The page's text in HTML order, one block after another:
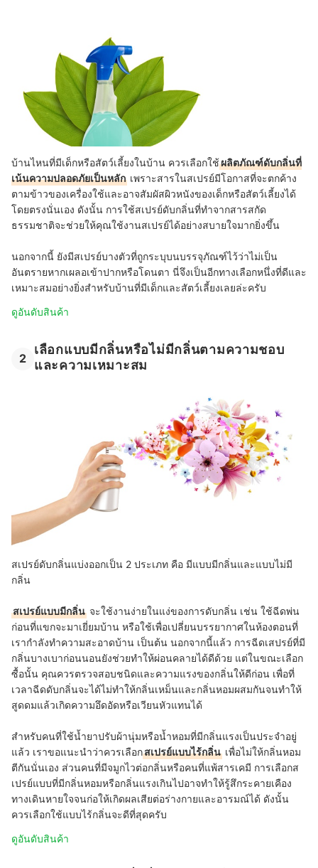
บ้านไหนที่มีเด็กหรือสัตว์เลี้ยงในบ้าน ควรเลือกใช้ผลิตภัณฑ์ดับกลิ่นที่
เน้นความปลอดภัยเป็นหลัก เพราะสารในสเปรย์มีโอกาสที่จะตกค้าง
ตามข้าวของเครื่องใช้และอาจสัมผัสผิวหนังของเด็กหรือสัตว์เลี้ยงได้
โดยตรงนั่นเอง ดังนั้น การใช้สเปรย์ดับกลิ่นที่ทำจากสารสกัด
ธรรมชาติจะช่วยให้คุณใช้งานสเปรย์ได้อย่างสบายใจมากยิ่งขึ้น
นอกจากนี้ ยังมีสเปรย์บางตัวที่ถูกระบุบนบรรจุภัณฑ์ไว้ว่าไม่เป็น
อันตรายหากเผลอเข้าปากหรือโดนตา นี่จึงเป็นอีกทางเลือกหนึ่งที่ดีและ
เหมาะสมอย่างยิ่งสำหรับบ้านที่มีเด็กและสัตว์เลี้ยงเลยล่ะครับ
ดูอันดับสินค้า
2
เลือกแบบมีกลิ่นหรือไม่มีกลิ่นตามความชอบ
และความเหมาะสม
สเปรย์ดับกลิ่นแบ่งออกเป็น 2 ประเภท คือ มีแบบมีกลิ่นและแบบไม่มี
กลิ่น
สเปรย์แบบมีกลิ่น จะใช้งานง่ายในแง่ของการดับกลิ่น เช่น ใช้ฉีดพ่น
ก่อนที่แขกจะมาเยี่ยมบ้าน หรือใช้เพื่อเปลี่ยนบรรยากาศในห้องตอนที่
เรากำลังทำความสะอาดบ้าน เป็นต้น นอกจากนี้แล้ว การฉีดเสปรย์ที่มี
กลิ่นบางเบาก่อนนอนยังช่วยทำให้ผ่อนคลายได้ดีด้วย แต่ในขณะเลือก
ซื้อนั้น คุณควรตรวจสอบชนิดและความแรงของกลิ่นให้ดีก่อน เพื่อที่
เวลาฉีดดับกลิ่นจะได้ไม่ทำให้กลิ่นเหม็นและกลิ่นหอมผสมกันจนทำให้
สูดดมแล้วเกิดความอึดอัดหรือเวียนหัวแทนได้
สำหรับคนที่ใช้น้ำยาปรับผ้านุ่มหรือน้ำหอมที่มีกลิ่นแรงเป็นประจำอยู่
แล้ว เราขอแนะนำว่าควรเลือกสเปรย์แบบไร้กลิ่น เพื่อไม่ให้กลิ่นหอม
ตีกันนั่นเอง ส่วนคนที่มีจมูกไวต่อกลิ่นหรือคนที่แพ้สารเคมี การเลือกส
เปรย์แบบที่มีกลิ่นหอมหรือกลิ่นแรงเกินไปอาจทำให้รู้สึกระคายเคือง
ทางเดินหายใจจนก่อให้เกิดผลเสียต่อร่างกายและอารมณ์ได้ ดังนั้น
ควรเลือกใช้แบบไร้กลิ่นจะดีที่สุดครับ
ดูอันดับสินค้า